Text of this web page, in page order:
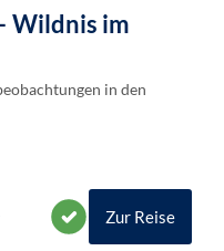
Wildnis im
in den
Zur Reise